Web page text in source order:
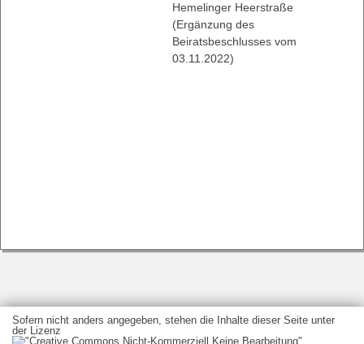
Hemelinger Heerstraße
(Ergänzung des
Beiratsbeschlusses vom
03.11.2022)
Sofern nicht anders angegeben, stehen die Inhalte dieser Seite unter
der Lizenz